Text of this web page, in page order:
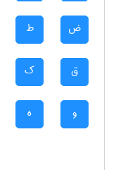
ض ط
ق ک
و ه